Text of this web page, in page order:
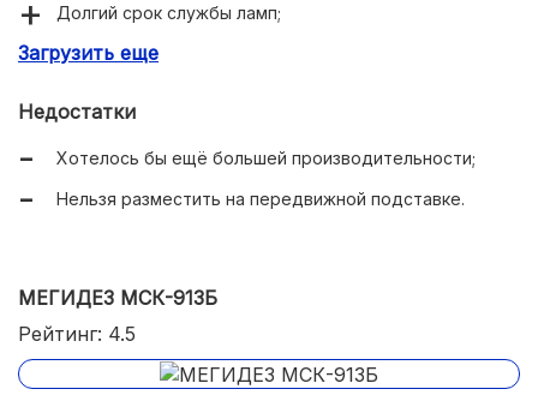
Долгий срок службы ламп;
Легко крепится к стене;
Загрузить еще
Недостатки
Хотелось бы ещё большей производительности;
Нельзя разместить на передвижной подставке.
МЕГИДЕЗ МСК-913Б
Рейтинг: 4.5